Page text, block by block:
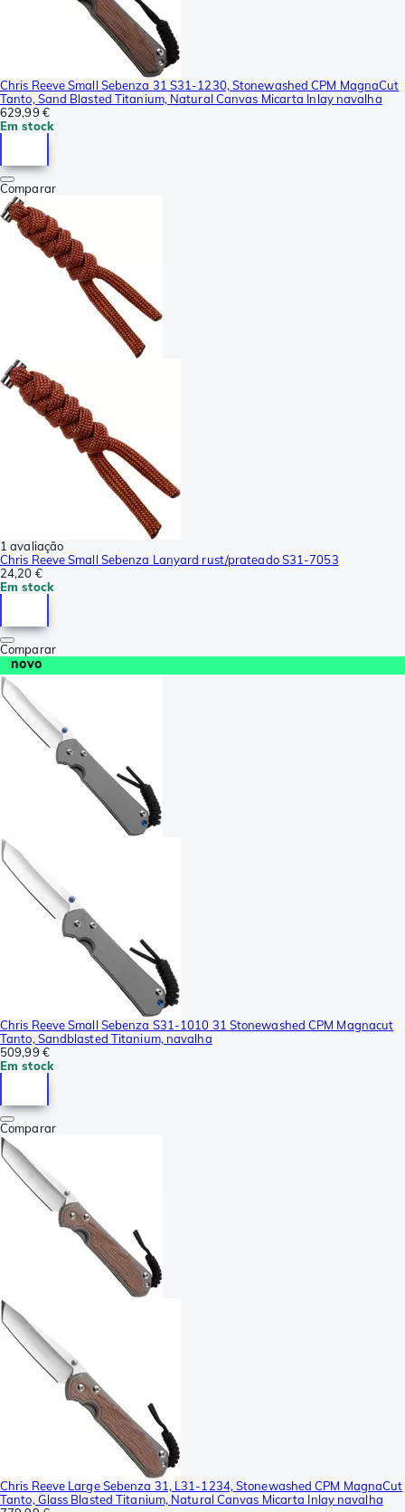
Chris Reeve Small Sebenza 31 S31-1230, Stonewashed CPM MagnaCut
Tanto, Sand Blasted Titanium, Natural Canvas Micarta Inlay navalha
629,99 €
Em stock
Comparar
1 avaliação
Chris Reeve Small Sebenza Lanyard rust/prateado S31-7053
24,20 €
Em stock
Comparar
novo
Chris Reeve Small Sebenza S31-1010 31 Stonewashed CPM Magnacut
Tanto, Sandblasted Titanium, navalha
509,99 €
Em stock
Comparar
Chris Reeve Large Sebenza 31, L31-1234, Stonewashed CPM MagnaCut
Tanto, Glass Blasted Titanium, Natural Canvas Micarta Inlay navalha